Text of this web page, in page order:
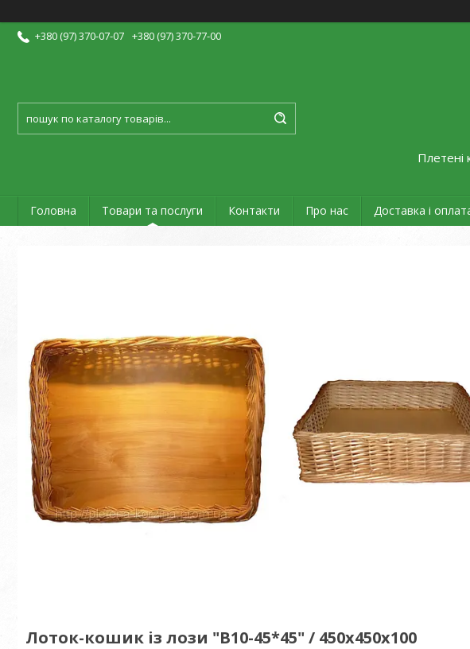
+380 (97) 370-07-07 +380 (97) 370-77-00
Плетені
Головна Товари та послуги Контакти Про нас Доставка і
Лоток-кошик із лози "В10-45*45" / 450х450х100